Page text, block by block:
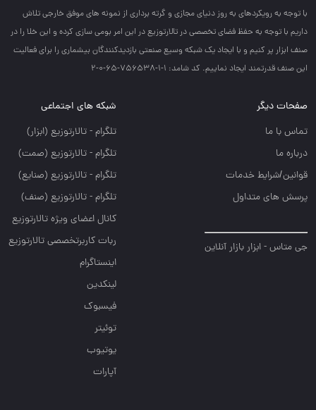
با توجه به رويكردهاي به روز دنياي مجازي و گرته برداري از نمونه هاي موفق خارجي تلاش
داريم با توجه به حفظ فضاي تخصصي در تالارتوزيع در اين امر بومي سازي كرده و اين خلا را در
صنف ابزار پر كنيم و با ايجاد يك شبكه وسيع صنعتي بازديدكنندگان بيشماري را براي فعاليت
اين صنف قدرتمند ايجاد نماييم. کد شامد: 1-1-756538-65-0-2
صفحات دیگر
تماس با ما
درباره ما
قوانین/شرایط خدمات
پرسش های متداول
جی متاس - ابزار بازار آنلاین
شبکه های اجتماعی
تلگرام - تالارتوزيع (ابزار)
تلگرام - تالارتوزيع (صمت)
تلگرام - تالارتوزيع (صنايع)
تلگرام - تالارتوزیع (صنف)
کانال اعضای ویژه تالارتوزیع
ربات کاربرتخصصی تالارتوزیع
اینستاگرام
لینکدین
فیسبوک
توئیتر
یوتیوب
آپارات